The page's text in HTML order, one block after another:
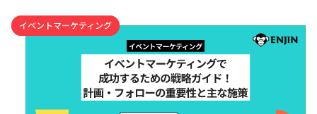
イベントマーケティング